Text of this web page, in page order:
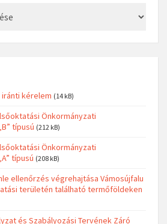
kérelem (14 kB)
Önkormányzati
típusú (212 kB)
Önkormányzati
típusú (208 kB)
ellenőrzés végrehajtása Vámosújfalu
területén található termőföldeken
és Szabályozási Tervének Záró